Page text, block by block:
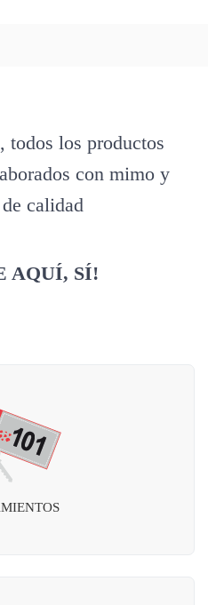
todos los productos
con mimo y
calidad
AQUÍ, SÍ!